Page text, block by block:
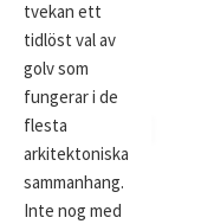
tvekan ett
tidlöst val av
golv som
fungerar i de
flesta
arkitektoniska
sammanhang.
Inte nog med